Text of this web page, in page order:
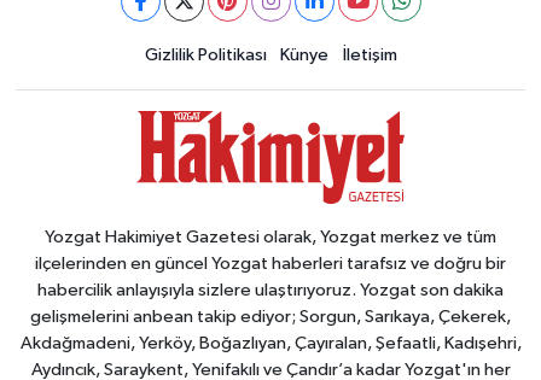
Gizlilik Politikası Künye İletişim
Yozgat Hakimiyet Gazetesi olarak, Yozgat merkez ve tüm
ilçelerinden en güncel Yozgat haberleri tarafsız ve doğru bir
habercilik anlayışıyla sizlere ulaştırıyoruz. Yozgat son dakika
gelişmelerini anbean takip ediyor; Sorgun, Sarıkaya, Çekerek,
Akdağmadeni, Yerköy, Boğazlıyan, Çayıralan, Şefaatli, Kadışehri,
Aydıncık, Saraykent, Yenifakılı ve Çandır’a kadar Yozgat'ın her